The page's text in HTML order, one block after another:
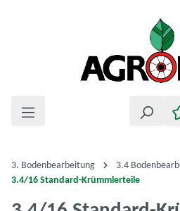
3. Bodenbearbeitung
3.4
3.4/16 Standard-Krümmlerteile